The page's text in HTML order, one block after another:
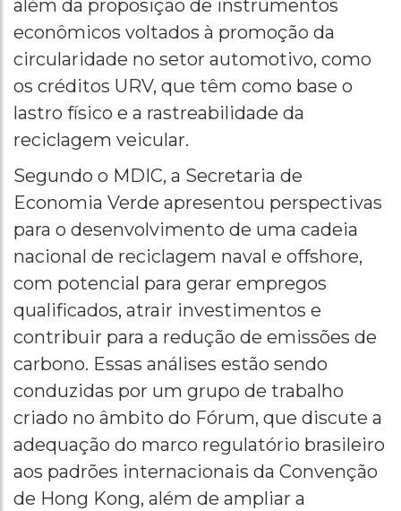
além da proposição de instrumentos
econômicos voltados à promoção da
circularidade no setor automotivo, como
os créditos URV, que têm como base o
lastro físico e a rastreabilidade da
reciclagem veicular.
Segundo o MDIC, a Secretaria de
Economia Verde apresentou perspectivas
para o desenvolvimento de uma cadeia
nacional de reciclagem naval e offshore,
com potencial para gerar empregos
qualificados, atrair investimentos e
contribuir para a redução de emissões de
carbono. Essas análises estão sendo
conduzidas por um grupo de trabalho
criado no âmbito do Fórum, que discute a
adequação do marco regulatório brasileiro
aos padrões internacionais da Convenção
de Hong Kong, além de ampliar a